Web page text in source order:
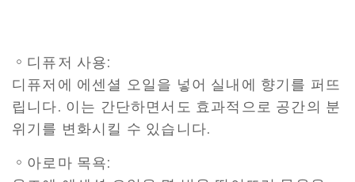
。디퓨저 사용:
디퓨저에 에센셜 오일을 넣어 실내에 향기를 퍼뜨
립니다. 이는 간단하면서도 효과적으로 공간의 분
위기를 변화시킬 수 있습니다.
。아로마 목욕: